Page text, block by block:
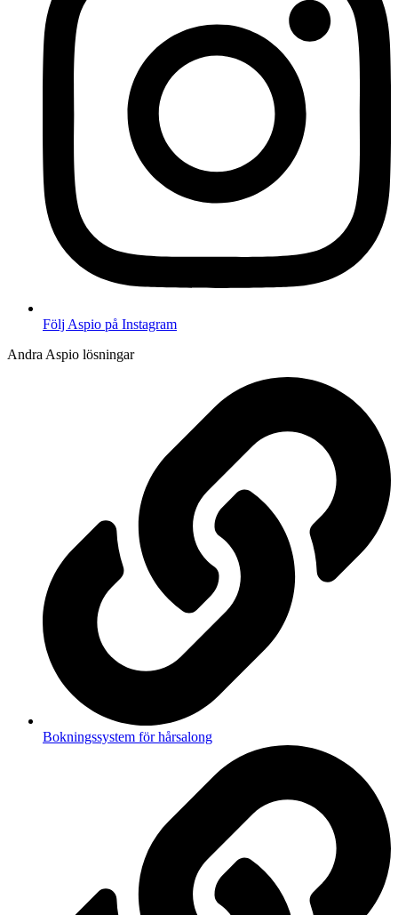
Följ Aspio på Instagram
Andra Aspio lösningar
Bokningssystem för hårsalong